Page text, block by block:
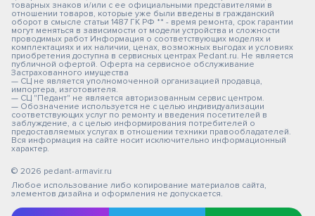
товарных знаков и/или с ее официальными представителями в
отношении товаров, которые уже были введены в гражданский
оборот в смысле статьи 1487 ГК РФ ** - время ремонта, срок гарантии
могут меняться в зависимости от модели устройства и сложности
проводимых работ Информация о соответствующих моделях и
комплектациях и их наличии, ценах, возможных выгодах и условиях
приобретения доступна в сервисных центрах Pedant.ru. Не является
публичной офертой. Оферта на сервисное обслуживание
Застрахованного имущества
— СЦ не является уполномоченной организацией продавца,
импортера, изготовителя.
— СЦ "Педант" не является авторизованным сервис центром.
— Обозначение используется не с целью индивидуализации
соответствующих услуг по ремонту и введения посетителей в
заблуждение, а с целью информирования потребителей о
предоставляемых услугах в отношении техники правообладателей.
Вся информация на сайте носит исключительно информационный
характер.
© 2026 pedant-armavir.ru
Любое использование либо копирование материалов сайта,
элементов дизайна и оформления не допускается.